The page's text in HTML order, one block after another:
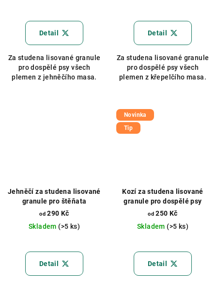
hodnocení
produktu
z
5
hvězdiček.
Detail
Za studena lisované granule
pro dospělé psy všech
plemen z jehněčího masa.
Detail
Za studena lisované granule
pro dospělé psy všech
plemen z křepelčího masa.
Jehněčí za studena lisované
granule pro štěňata
od 290 Kč
Skladem (>5 ks)
hodnocení
produktu
Detail
Novinka
Tip
Kozí za studena lisované
granule pro dospělé psy
od 250 Kč
Skladem (>5 ks)
hodnocení
produktu
Detail